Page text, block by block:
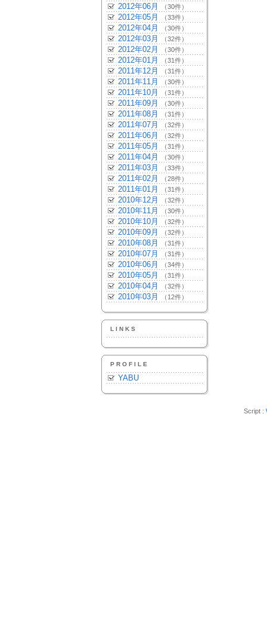
2012年06月 （30件）
2012年05月 （33件）
2012年04月 （30件）
2012年03月 （32件）
2012年02月 （30件）
2012年01月 （31件）
2011年12月 （31件）
2011年11月 （30件）
2011年10月 （31件）
2011年09月 （30件）
2011年08月 （31件）
2011年07月 （32件）
2011年06月 （32件）
2011年05月 （31件）
2011年04月 （30件）
2011年03月 （33件）
2011年02月 （28件）
2011年01月 （31件）
2010年12月 （32件）
2010年11月 （30件）
2010年10月 （32件）
2010年09月 （32件）
2010年08月 （31件）
2010年07月 （31件）
2010年06月 （34件）
2010年05月 （31件）
2010年04月 （32件）
2010年03月 （12件）
LINKS
PROFILE
YABU
Script :